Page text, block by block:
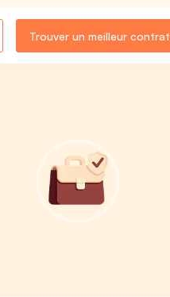
Trouver un meilleur contrat